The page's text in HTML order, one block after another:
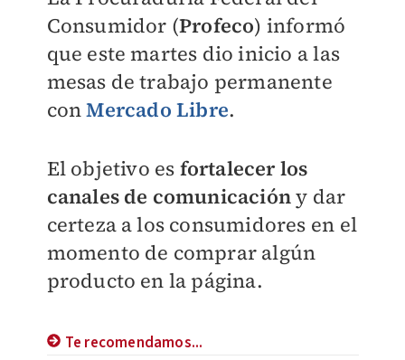
Consumidor (Profeco) informó
que este martes dio inicio a las
mesas de trabajo permanente
conMercado Libre.
El objetivo es fortalecer los
canales de comunicacióny dar
certeza a los consumidores en el
momento de comprar algún
producto en la página.
Te recomendamos...